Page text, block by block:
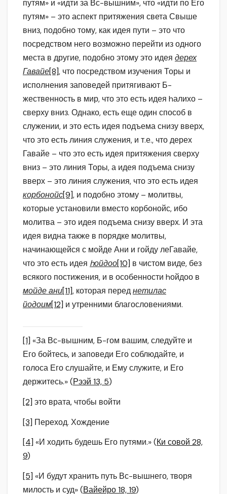
путям» и «идти за Вс-вышним», что «идти по Его
путям» – это аспект притяжения света Свыше
вниз, подобно тому, как идея пути – это что
посредством него возможно перейти из одного
места в другие, подобно этому это идея дерех
Гавайе[8], что посредством изучения Торы и
исполнения заповедей притягивают Б-
жественность в мир, что это есть идея hалихо –
сверху вниз. Однако, есть еще один способ в
служении, и это есть идея подъема снизу вверх,
что это есть линия служения, и т.е., что дерех
Гавайе – что это есть идея притяжения сверху
вниз – это линия Торы, а идея подъема снизу
вверх – это линия служения, что это есть идея
корбонойс[9], и подобно этому – молитвы,
которые установили вместо корбонойс, ибо
молитва – это идея подъема снизу вверх. И эта
идея видна также в порядке молитвы,
начинающейся с мойде Ани и гойду леГавайе,
что это есть идея hойдоо[10] в чистом виде, без
всякого постижения, и в особенности hойдоо в
мойде ани[11], которая переднетилас
йодоим[12] и утренними благословениями.
[1] «За Вс-вышним, Б-гом вашим, следуйте и
Его бойтесь, и заповеди Его соблюдайте, и
голоса Его слушайте, и Ему служите, и Его
держитесь.» (Рээй 13, 5)
[2] это врата, чтобы войти
[3] Переход. Хождение
[4] «И ходить будешь Его путями.» (Ки совой 28,
9)
[5] «И будут хранить путь Вс-вышнего, творя
милость и суд» (Вайейро 18, 19)